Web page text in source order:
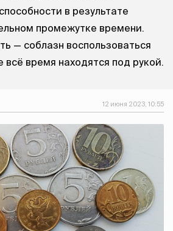
в результате
промежутке времени.
— соблазн воспользоваться
всё время находятся под рукой.
12 июня 2023, 10:55